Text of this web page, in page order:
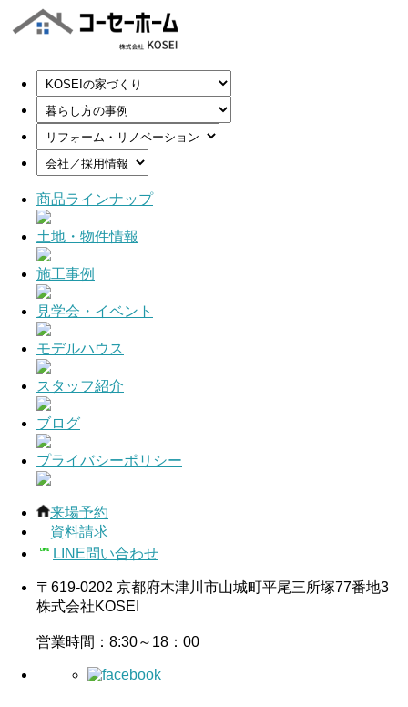
商品ラインナップ
土地・物件情報
施工事例
見学会・イベント
モデルハウス
スタッフ紹介
ブログ
プライバシーポリシー
来場予約
資料請求
LINE問い合わせ
〒619-0202 京都府木津川市山城町平尾三所塚77番地3
株式会社KOSEI
営業時間：8:30～18：00